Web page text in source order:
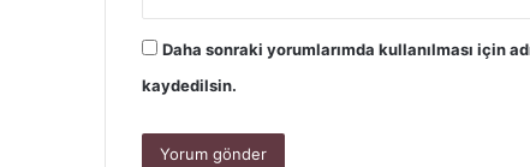
Daha sonraki yorumlarımda kullanılması için
kaydedilsin.